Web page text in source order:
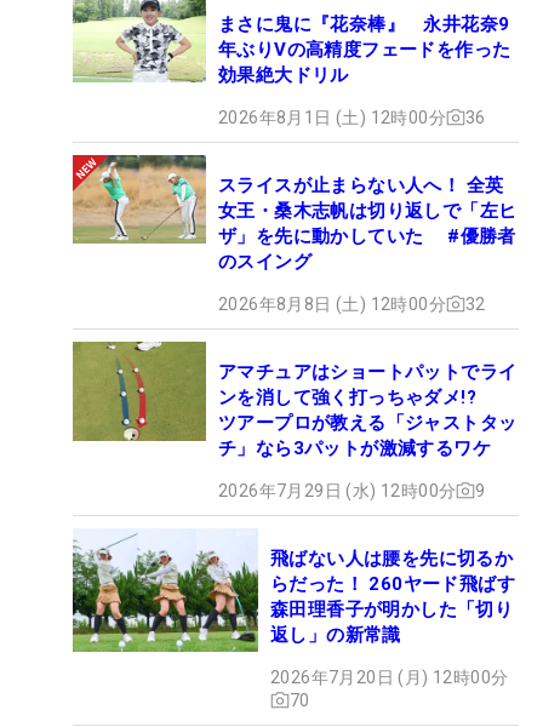
まさに鬼に『花奈棒』 永井花奈9
年ぶりVの高精度フェードを作った
効果絶大ドリル
2026年8月1日 (土) 12時00分 36
スライスが止まらない人へ！ 全英
女王・桑木志帆は切り返しで「左ヒ
ザ」を先に動かしていた #優勝者
のスイング
2026年8月8日 (土) 12時00分 32
アマチュアはショートパットでライ
ンを消して強く打っちゃダメ!?
ツアープロが教える「ジャストタッ
チ」なら3パットが激減するワケ
2026年7月29日 (水) 12時00分 9
飛ばない人は腰を先に切るか
らだった！ 260ヤード飛ばす
森田理香子が明かした「切り
返し」の新常識
2026年7月20日 (月) 12時00分
70